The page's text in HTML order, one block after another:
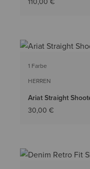
1 Farbe
HERREN
Ariat Straight
30,00 €